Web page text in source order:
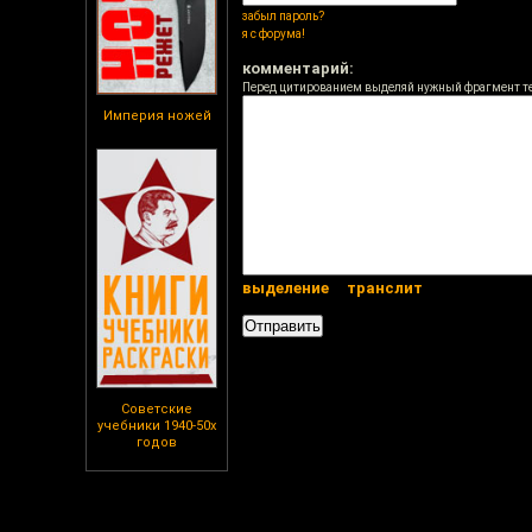
Империя ножей
Советские
учебники 1940-50х
годов
забыл пароль?
я с форума!
комментарий:
Перед цитированием выделяй нужный фрагмент
выделение транслит